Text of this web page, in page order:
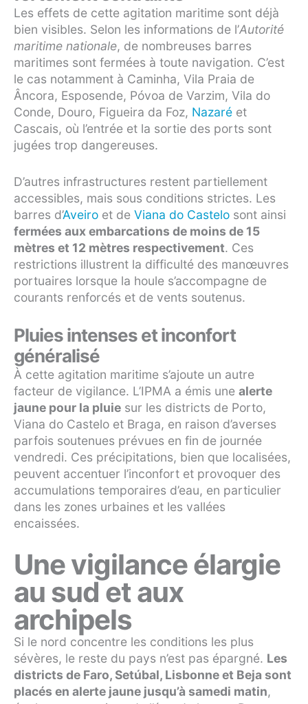
Les effets de cette agitation maritime sont déjà
bien visibles. Selon les informations de l’Autorité
maritime nationale, de nombreuses barres
maritimes sont fermées à toute navigation. C’est
le cas notamment à Caminha, Vila Praia de
Âncora, Esposende, Póvoa de Varzim, Vila do
Conde, Douro, Figueira da Foz, Nazaré et
Cascais, où l’entrée et la sortie des ports sont
jugées trop dangereuses.
D’autres infrastructures restent partiellement
accessibles, mais sous conditions strictes. Les
barres d’Aveiro et de Viana do Castelo sont ainsi
fermées aux embarcations de moins de 15
mètres et 12 mètres respectivement. Ces
restrictions illustrent la difficulté des manœuvres
portuaires lorsque la houle s’accompagne de
courants renforcés et de vents soutenus.
Pluies intenses et inconfort
généralisé
À cette agitation maritime s’ajoute un autre
facteur de vigilance. L’IPMA a émis une alerte
jaune pour la pluie sur les districts de Porto,
Viana do Castelo et Braga, en raison d’averses
parfois soutenues prévues en fin de journée
vendredi. Ces précipitations, bien que localisées,
peuvent accentuer l’inconfort et provoquer des
accumulations temporaires d’eau, en particulier
dans les zones urbaines et les vallées
encaissées.
Une vigilance élargie
au sud et aux
archipels
Si le nord concentre les conditions les plus
sévères, le reste du pays n’est pas épargné. Les
districts de Faro, Setúbal, Lisbonne et Beja sont
placés en alerte jaune jusqu’à samedi matin,